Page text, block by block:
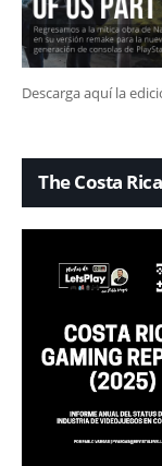
Descarga aquí la
The Costa